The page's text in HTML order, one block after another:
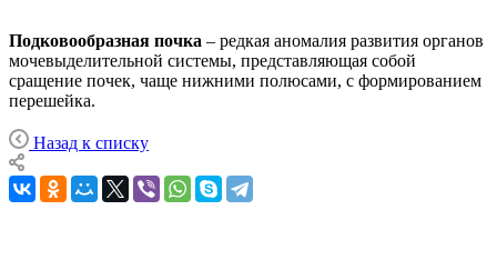
Подковообразная почка – редкая аномалия развития органов
мочевыделительной системы, представляющая собой
сращение почек, чаще нижними полюсами, с формированием
перешейка.
Назад к списку